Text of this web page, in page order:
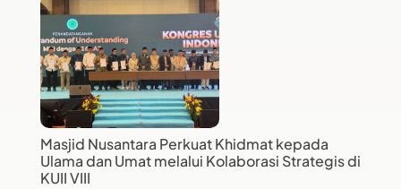
Masjid Nusantara Perkuat Khidmat kepada
Ulama dan Umat melalui Kolaborasi Strategis di
KUII VIII